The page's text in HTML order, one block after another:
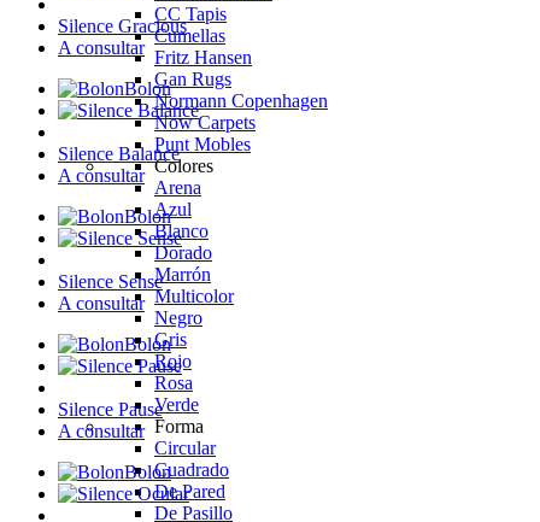
CC Tapis
Cumellas
Fritz Hansen
Gan Rugs
Normann Copenhagen
Now Carpets
Punt Mobles
Colores
Arena
Azul
Blanco
Dorado
Marrón
Multicolor
Negro
Gris
Rojo
Rosa
Verde
Forma
Circular
Cuadrado
De Pared
De Pasillo
Silence Gracious
A consultar
Bolon
Silence Balance
A consultar
Bolon
Silence Sense
A consultar
Bolon
Silence Pause
A consultar
Bolon